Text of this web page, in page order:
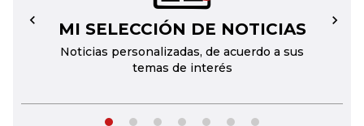
MI SELECCIÓN DE NOTICIAS
Noticias personalizadas, de acuerdo a sus
temas de interés
← →